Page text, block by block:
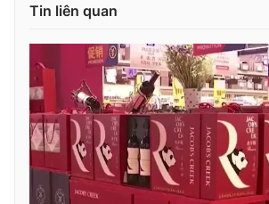
Cơ quan báo chí:Thời báo VTV
Giấy phép hoạt động báo in và báo điện tử
cấp ngày 29/12/2023
Tổng Biên tập:Vũ Thanh Thủy
Phó Tổng Biên tập:Nguyễn Thị Mỹ Hạnh,
Nguyễn Trọng Ninh
Tổng đài VTV: 024.38 355 931 - 024.38
Tin liên quan